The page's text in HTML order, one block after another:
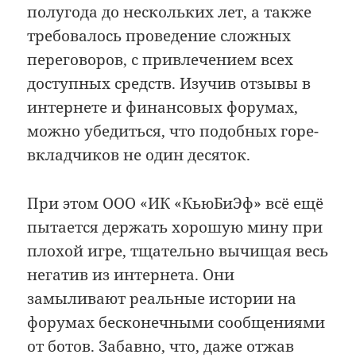
полугода до нескольких лет, а также
требовалось проведение сложных
переговоров, с привлечением всех
доступных средств. Изучив отзывы в
интернете и финансовых форумах,
можно убедиться, что подобных горе-
вкладчиков не один десяток.
При этом ООО «ИК «КьюБиЭф» всё ещё
пытается держать хорошую мину при
плохой игре, тщательно вычищая весь
негатив из интернета. Они
замыливают реальные истории на
форумах бесконечными сообщениями
от ботов. Забавно, что, даже отжав